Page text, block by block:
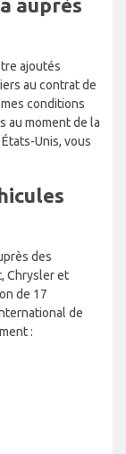
auprès
ajoutés
au contrat de
conditions
au moment de la
Unis, vous
des
Chrysler et
de 17
de
: